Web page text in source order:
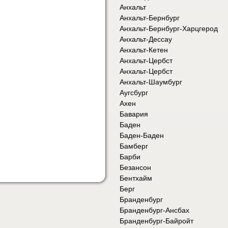
Анхальт
Анхальт-Бернбург
Анхальт-Бернбург-Харцгерод
Анхальт-Дессау
Анхальт-Кетен
Анхальт-Цербст
Анхальт-Цербст
Анхальт-Шаумбург
Аугсбург
Ахен
Бавария
Баден
Баден-Баден
Бамберг
Барби
Безансон
Бентхайм
Берг
Бранденбург
Бранденбург-Ансбах
Бранденбург-Байройт